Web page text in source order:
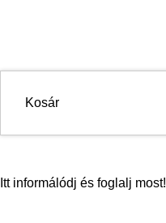
Kosár
Itt informálódj és foglalj most!